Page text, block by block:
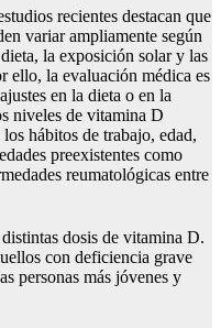
recientes destacan que
variar ampliamente según
la exposición solar y las
ello, la evaluación médica es
en la dieta o en la
niveles de vitamina D
hábitos de trabajo, edad,
preexistentes como
reumatológicas entre
dosis de vitamina D.
con deficiencia grave
personas más jóvenes y